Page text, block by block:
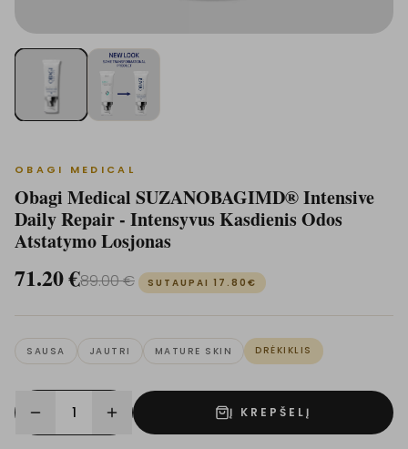
OBAGI MEDICAL
Obagi Medical SUZANOBAGIMD® Intensive
Daily Repair - Intensyvus Kasdienis Odos
Atstatymo Losjonas
71.20€89.00€ SUTAUPAI 17.80 €
SAUSA JAUTRI MATURE SKIN DRĖKIKLIS
1 Į KREPŠELĮ